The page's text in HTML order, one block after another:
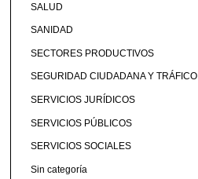
SALUD
SANIDAD
SECTORES PRODUCTIVOS
SEGURIDAD CIUDADANA Y TRÁFICO
SERVICIOS JURÍDICOS
SERVICIOS PÚBLICOS
SERVICIOS SOCIALES
Sin categoría